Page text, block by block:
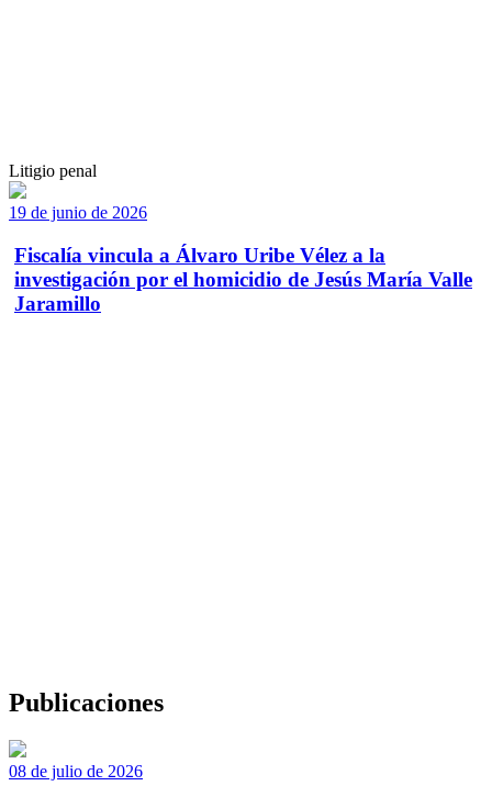
Litigio penal
19 de junio de 2026
Fiscalía vincula a Álvaro Uribe Vélez a la
investigación por el homicidio de Jesús María Valle
Jaramillo
Publicaciones
08 de julio de 2026